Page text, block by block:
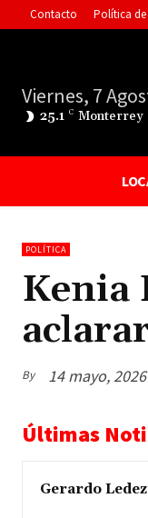
Contacto Política
Viernes, 7
25.1 C Monterrey
POLÍTICA
Kenia
By 14 mayo, 2026
Últimas
Gerardo